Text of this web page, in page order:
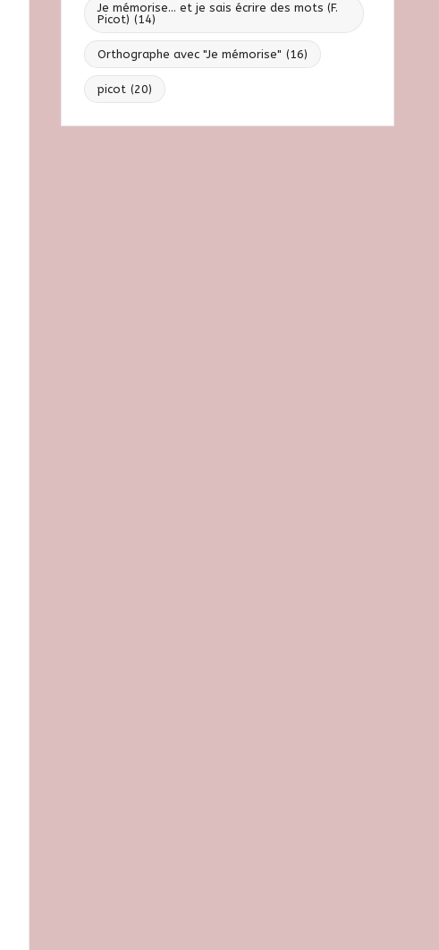
Je mémorise... et je sais écrire des mots (F.
Picot) (14)
Orthographe avec "Je mémorise" (16)
picot (20)